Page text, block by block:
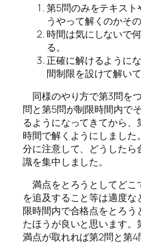
第5問のみをテキス
うやって解くのかそ
時間は気にしないで
る。
正確に解けるように
間制限を設けて解いて
同様のやり方で第3問を
問と第5問が制限時間内で
るようになってきてから、
時間で解くようにしまし
分に注意して、どうした
識を集中しました。
満点をとろうとしてどこ
を追及すること等は適度
限時間内で合格点をとろ
たほうが良いと思います。
満点が取れれば第2問と第